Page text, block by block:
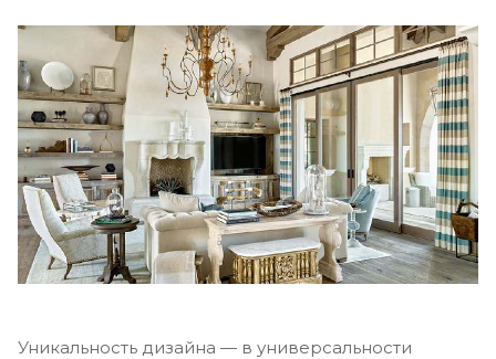
Уникальность дизайна — в универсальности